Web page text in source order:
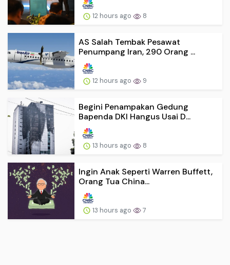
12 hours ago 8
AS Salah Tembak Pesawat
Penumpang Iran, 290 Orang ...
12 hours ago 9
Begini Penampakan Gedung
Bapenda DKI Hangus Usai D...
13 hours ago 8
Ingin Anak Seperti Warren Buffett,
Orang Tua China...
13 hours ago 7